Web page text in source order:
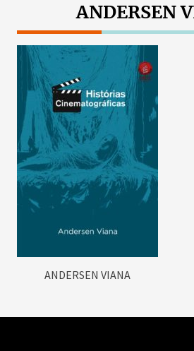
ANDERSEN
ANDERSEN VIANA